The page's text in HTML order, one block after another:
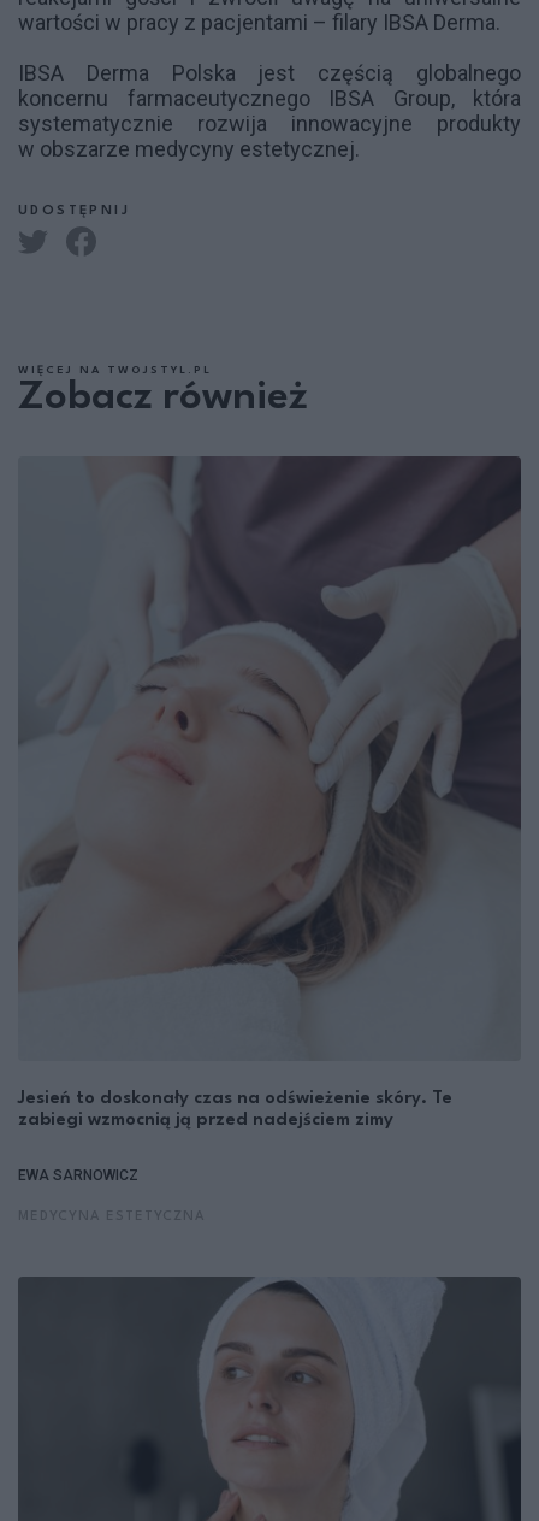
wartości w pracy z pacjentami – filary IBSA Derma.
IBSA Derma Polska jest częścią globalnego
koncernu farmaceutycznego IBSA Group, która
systematycznie rozwija innowacyjne produkty
w obszarze medycyny estetycznej.
UDOSTĘPNIJ
WIĘCEJ NA TWOJSTYL.PL
Zobacz również
Jesień to doskonały czas na odświeżenie skóry. Te
zabiegi wzmocnią ją przed nadejściem zimy
EWA SARNOWICZ